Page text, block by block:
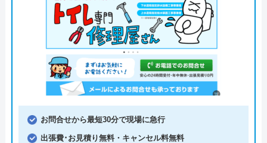
お問合せから最短30分で現場に急行
出張費･お見積り無料・キャンセル料無料